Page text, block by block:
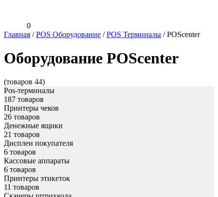
0
Главная /POS Оборудование /POS Терминалы /POScenter
Оборудование POScenter
(товаров 44)
Pos-терминалы
187 товаров
Принтеры чеков
26 товаров
Денежные ящики
21 товаров
Дисплеи покупателя
6 товаров
Кассовые аппараты
6 товаров
Принтеры этикеток
11 товаров